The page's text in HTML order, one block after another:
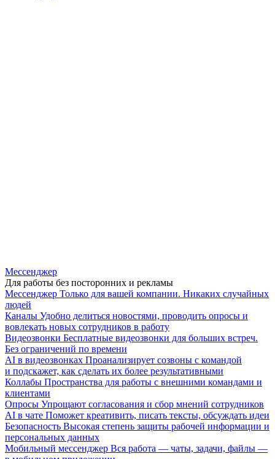
Мессенджер
Для работы без посторонних и рекламы
Мессенджер Только для вашей компании. Никаких случайных
людей
Каналы Удобно делиться новостями, проводить опросы и
вовлекать новых сотрудников в работу
Видеозвонки Бесплатные видеозвонки для больших встреч.
Без ограничений по времени
AI в видеозвонках Проанализирует созвоны с командой
и подскажет, как сделать их более результативными
Коллабы Пространства для работы с внешними командами и
клиентами
Опросы Упрощают согласования и сбор мнений сотрудников
AI в чате Поможет креативить, писать тексты, обсуждать идеи
Безопасность Высокая степень защиты рабочей информации и
персональных данных
Мобильный мессенджер Вся работа — чаты, задачи, файлы —